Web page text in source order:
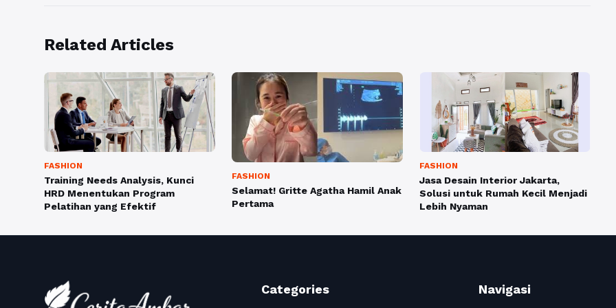
Related Articles
FASHION
Training Needs Analysis, Kunci
HRD Menentukan Program
Pelatihan yang Efektif
FASHION
Selamat! Gritte Agatha Hamil Anak
Pertama
FASHION
Jasa Desain Interior Jakarta,
Solusi untuk Rumah Kecil Menjadi
Lebih Nyaman
Categories Navigasi